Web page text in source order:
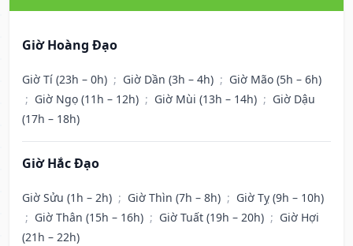
Giờ Hoàng Đạo
Giờ Tí (23h – 0h) ; Giờ Dần (3h – 4h) ; Giờ Mão (5h – 6h)
; Giờ Ngọ (11h – 12h) ; Giờ Mùi (13h – 14h) ; Giờ Dậu
(17h – 18h)
Giờ Hắc Đạo
Giờ Sửu (1h – 2h) ; Giờ Thìn (7h – 8h) ; Giờ Tỵ (9h – 10h)
; Giờ Thân (15h – 16h) ; Giờ Tuất (19h – 20h) ; Giờ Hợi
(21h – 22h)